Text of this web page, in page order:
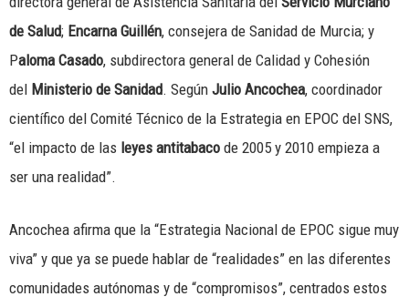
de Salud; Encarna Guillén, consejera de Sanidad de Murcia; y
Paloma Casado, subdirectora general de Calidad y Cohesión
del Ministerio de Sanidad. Según Julio Ancochea, coordinador
científico del Comité Técnico de la Estrategia en EPOC del SNS,
“el impacto de las leyes antitabaco de 2005 y 2010 empieza a
ser una realidad”.
Ancochea afirma que la “Estrategia Nacional de EPOC sigue muy
viva” y que ya se puede hablar de “realidades” en las diferentes
comunidades autónomas y de “compromisos”, centrados estos